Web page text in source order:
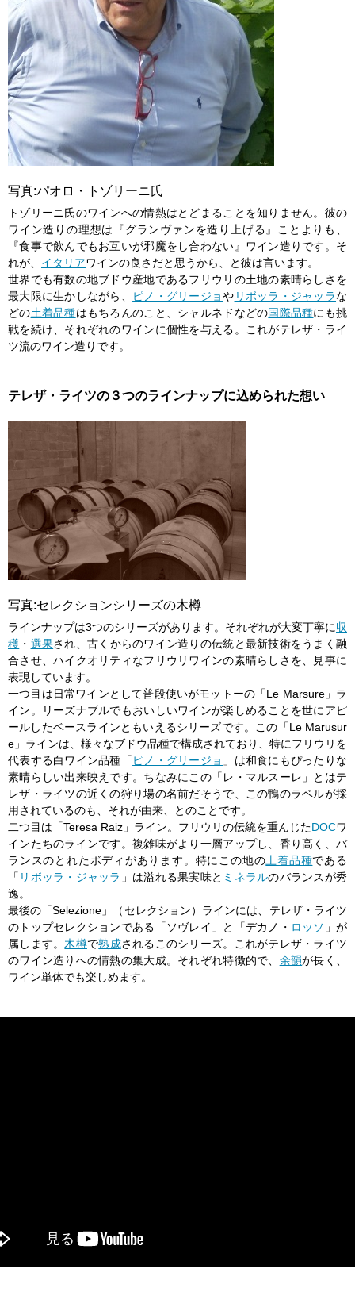
写真:パオロ・トゾリーニ氏
トゾリーニ氏のワインへの情熱はとどまることを知りません。彼の
ワイン造りの理想は『グランヴァンを造り上げる』ことよりも、
『食事で飲んでもお互いが邪魔をし合わない』ワイン造りです。そ
れが、 イタリアワインの良さだと思うから、と彼は言います。
世界でも有数の地ブドウ産地であるフリウリの土地の素晴らしさを
最大限に生かしながら、
ピノ・グリージョや リボッラ・ジャッラな
どの土着品種はもちろんのこと、シャルネドなどの国際品種にも挑
戦を続け、それぞれのワインに個性を与える。これがテレザ・ライ
ツ流のワイン造りです。
テレザ・ライツの３つのラインナップに込められた想い
写真:セレクションシリーズの木樽
ラインナップは3つのシリーズがあります。それぞれが大変丁寧に収
穫 ・ 選果され、古くからのワイン造りの伝統と最新技術をうまく融
合させ、ハイクオリティなフリウリワインの素晴らしさを、見事に
表現しています。
一つ目は日常ワインとして普段使いがモットーの「Le Marsure」ラ
イン。リーズナブルでもおいしいワインが楽しめることを世にアピ
ールしたベースラインともいえるシリーズです。この「Le Marusur
e」ラインは、様々なブドウ品種で構成されており、特にフリウリを
代表する白ワイン品種「ピノ・グリージョ 」は和食にもぴったりな
素晴らしい出来映えです。ちなみにこの「レ・マルスーレ」とはテ
レザ・ライツの近くの狩り場の名前だそうで、この鴨のラベルが採
用されているのも、それが由来、とのことです。
二つ目は「Teresa Raiz」ライン。フリウリの伝統を重んじたDOCワ
インたちのラインです。複雑味がより一層アップし、香り高く、バ
ランスのとれたボディがあります。特にこの地の土着品種である
「 リボッラ・ジャッラ 」は溢れる果実味と ミネラルのバランスが秀
逸。
最後の「Selezione」（セレクション）ラインには、テレザ・ライツ
のトップセレクションである「ソヴレイ」と「デカノ・ ロッソ 」が
属します。 木樽で熟成されるこのシリーズ。これがテレザ・ライツ
のワイン造りへの情熱の集大成。それぞれ特徴的で、 余韻が長く、
ワイン単体でも楽しめます。